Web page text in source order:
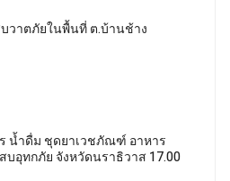
วาตภัยในพื้นที่ ต.บ้านช้าง
น้ำดื่ม ชุดยาเวชภัณฑ์ อาหาร
บอุทกภัย จังหวัดนราธิวาส 17.00